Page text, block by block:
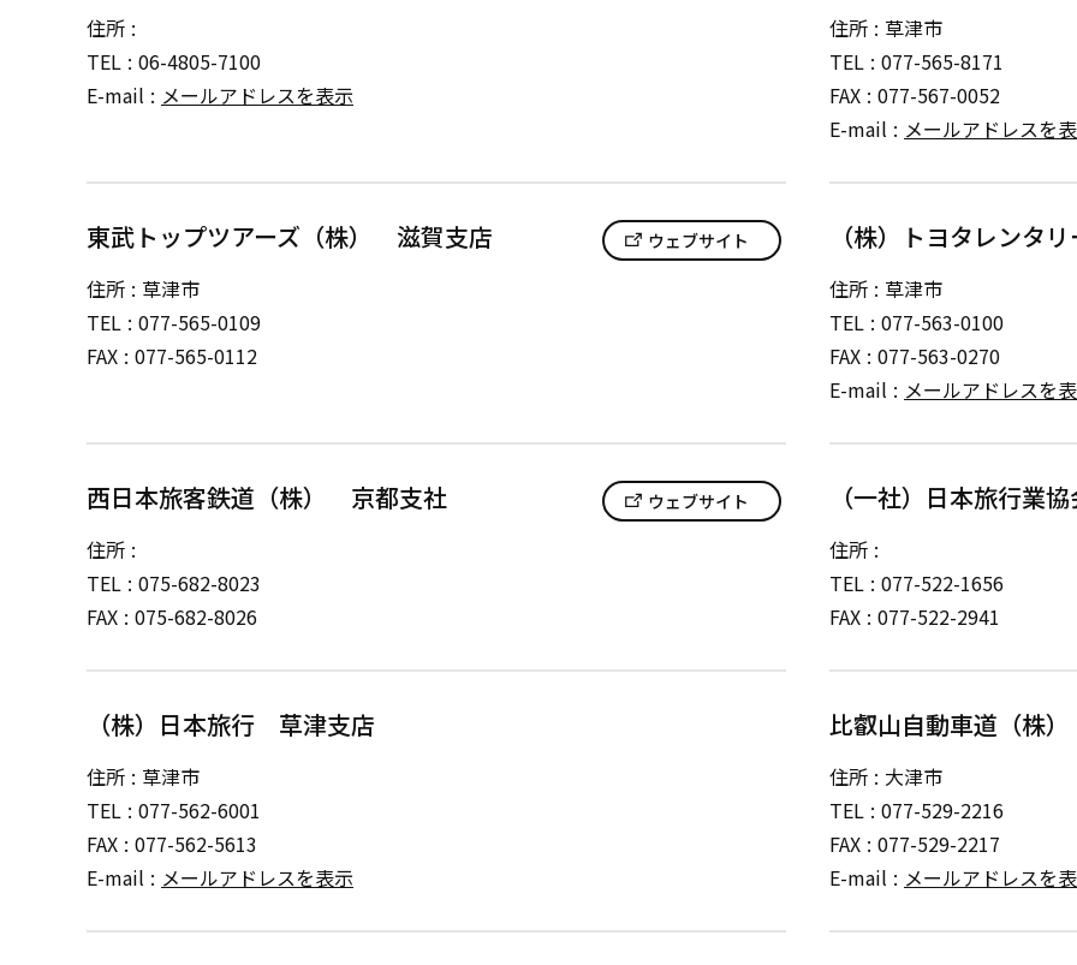
住所
TEL 06-4805-7100
E-mail
メールアドレスを表示
住所
草津市
TEL 077-565-8171
FAX 077-567-0052
E-mail
メールアドレスを
東武トップツアーズ（株） 滋賀支店
住所
草津市
TEL 077-565-0109
FAX 077-565-0112
ウェブサイト （株）トヨタレンタ
住所
草津市
TEL 077-563-0100
FAX 077-563-0270
E-mail
メールアドレスを
西日本旅客鉄道（株） 京都支社
住所
TEL 075-682-8023
FAX 075-682-8026
ウェブサイト （一社）日本旅行業
住所
TEL 077-522-1656
FAX 077-522-2941
（株）日本旅行 草津支店
住所
草津市
TEL 077-562-6001
FAX 077-562-5613
E-mail
メールアドレスを表示
比叡山自動車道（株）
住所
大津市
TEL 077-529-2216
FAX 077-529-2217
E-mail
メールアドレスを